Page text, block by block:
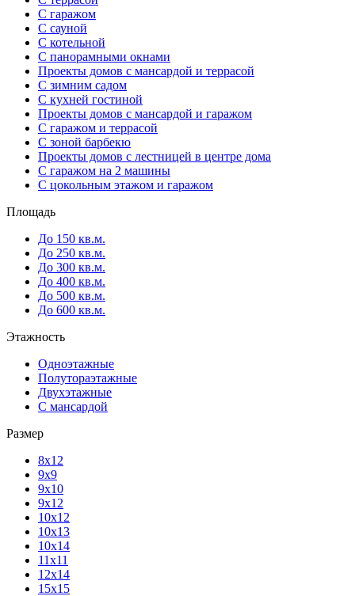
С гаражом
С сауной
С котельной
С панорамными окнами
Проекты домов с мансардой и террасой
С зимним садом
С кухней гостиной
Проекты домов с мансардой и гаражом
С гаражом и террасой
С зоной барбекю
Проекты домов с лестницей в центре дома
С гаражом на 2 машины
С цокольным этажом и гаражом
Площадь
До 150 кв.м.
До 250 кв.м.
До 300 кв.м.
До 400 кв.м.
До 500 кв.м.
До 600 кв.м.
Этажность
Одноэтажные
Полутораэтажные
Двухэтажные
С мансардой
Размер
8х12
9х9
9х10
9х12
10х12
10х13
10х14
11х11
12х14
15х15